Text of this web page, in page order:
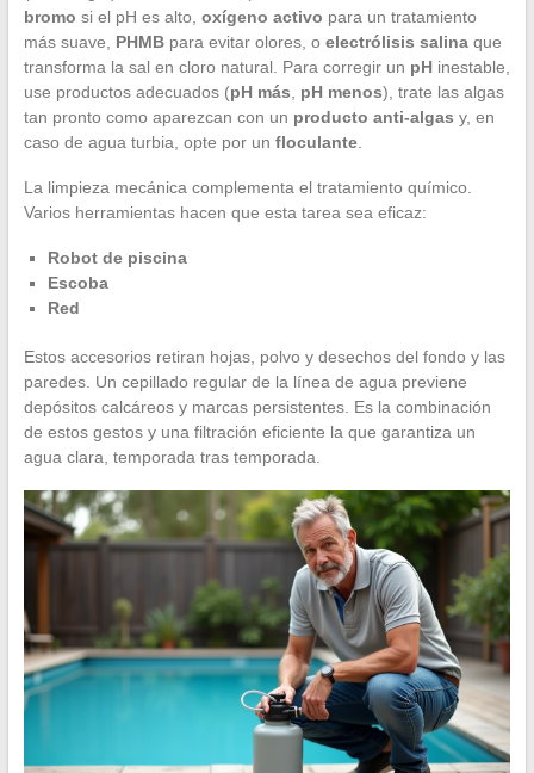
bromo si el pH es alto, oxígeno activo para un tratamiento
más suave, PHMBpara evitar olores, o electrólisis salinaque
transforma la sal en cloro natural. Para corregir un pHinestable,
use productos adecuados (pH más pH menos), trate las algas
tan pronto como aparezcan con un producto anti-algas y, en
caso de agua turbia, opte por un floculante.
La limpieza mecánica complementa el tratamiento químico.
Varios herramientas hacen que esta tarea sea eficaz:
Robot de piscina
Escoba
Red
Estos accesorios retiran hojas, polvo y desechos del fondo y las
paredes. Un cepillado regular de la línea de agua previene
depósitos calcáreos y marcas persistentes. Es la combinación
de estos gestos y una filtración eficiente la que garantiza un
agua clara, temporada tras temporada.